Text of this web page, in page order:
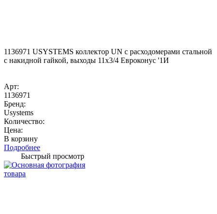
1136971 USYSTEMS коллектор UN с расходомерами стальной
с накидной гайкой, выходы 11x3/4 Евроконус '1И
Арт:
1136971
Бренд:
Usystems
Количество:
Цена:
В корзину
Подробнее
Быстрый просмотр